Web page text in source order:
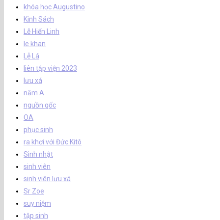
khóa học Augustino
Kinh Sách
Lễ Hiển Linh
le khan
Lễ Lá
liên tập viện 2023
lưu xá
năm A
nguồn gốc
OA
phục sinh
ra khơi với Đức Kitô
Sinh nhật
sinh viên
sinh viên lưu xá
Sr Zoe
suy niệm
tập sinh